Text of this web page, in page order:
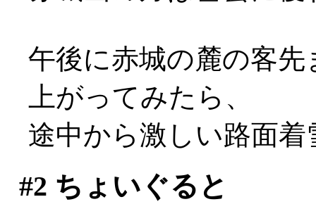
午後に赤城の麓の客
上がってみたら、
途中から激しい路面
#2 ちょいぐると